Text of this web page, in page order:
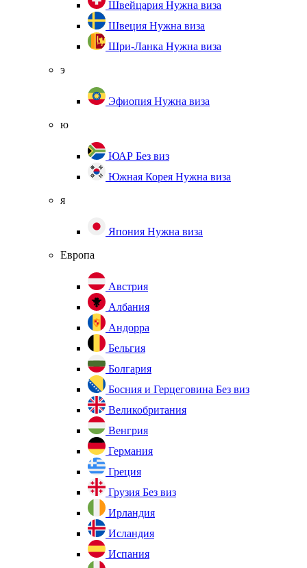
Швейцария Нужна виза
Швеция Нужна виза
Шри-Ланка Нужна виза
э
Эфиопия Нужна виза
ю
ЮАР Без виз
Южная Корея Нужна виза
я
Япония Нужна виза
Европа
Австрия
Албания
Андорра
Бельгия
Болгария
Босния и Герцеговина Без виз
Великобритания
Венгрия
Германия
Греция
Грузия Без виз
Ирландия
Исландия
Испания